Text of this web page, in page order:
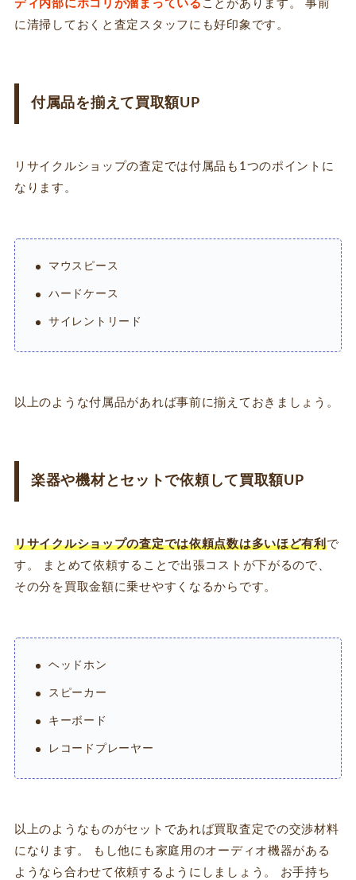
ディ内部にホコリが溜まっている ことがあります。 事前
に清掃しておくと査定スタッフにも好印象です。
付属品を揃えて買取額UP
リサイクルショップの査定では付属品も1つのポイントに
なります。
マウスピース
ハードケース
サイレントリード
以上のような付属品があれば事前に揃えておきましょう。
楽器や機材とセットで依頼して買取額UP
リサイクルショップの査定では依頼点数は多いほど有利で
す。 まとめて依頼することで出張コストが下がるので、
その分を買取金額に乗せやすくなるからです。
ヘッドホン
スピーカー
キーボード
レコードプレーヤー
以上のようなものがセットであれば買取査定での交渉材料
になります。 もし他にも家庭用のオーディオ機器がある
ようなら合わせて依頼するようにしましょう。 お手持ち